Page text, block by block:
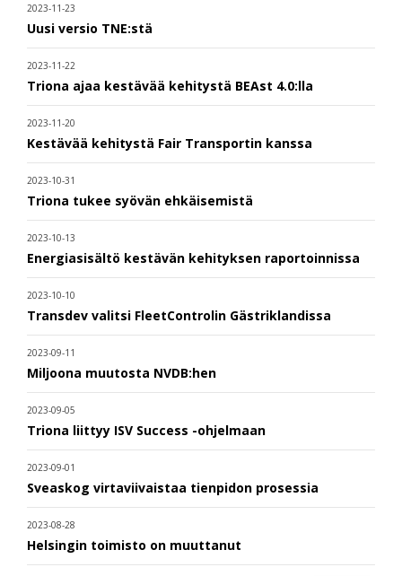
2023-11-23
Uusi versio TNE:stä
2023-11-22
Triona ajaa kestävää kehitystä BEAst 4.0:lla
2023-11-20
Kestävää kehitystä Fair Transportin kanssa
2023-10-31
Triona tukee syövän ehkäisemistä
2023-10-13
Energiasisältö kestävän kehityksen raportoinnissa
2023-10-10
Transdev valitsi FleetControlin Gästriklandissa
2023-09-11
Miljoona muutosta NVDB:hen
2023-09-05
Triona liittyy ISV Success -ohjelmaan
2023-09-01
Sveaskog virtaviivaistaa tienpidon prosessia
2023-08-28
Helsingin toimisto on muuttanut